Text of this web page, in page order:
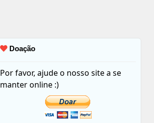
Doação
Por favor, ajude o nosso site a se
manter online :)